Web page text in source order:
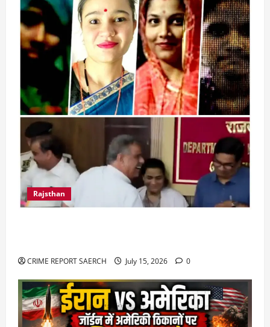
Rajsthan
CRIME REPORT SAERCH July 15, 2026 0